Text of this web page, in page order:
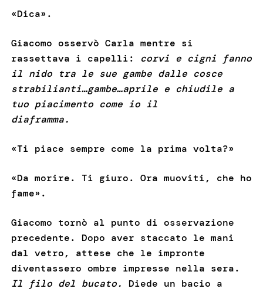
«Dica».
Giacomo osservò Carla mentre si
rassettava i capelli:
corvi e cigni fanno
il nido tra le sue gambe dalle cosce
strabilianti…gambe…aprile e chiudile a
tuo piacimento come io il
diaframma.
«Ti piace sempre come la prima volta?»
«Da morire. Ti giuro. Ora muoviti, che ho
fame».
Giacomo tornò al punto di osservazione
precedente. Dopo aver staccato le mani
dal vetro, attese che le impronte
diventassero ombre impresse nella sera.
Il filo del bucato. Diede un bacio a